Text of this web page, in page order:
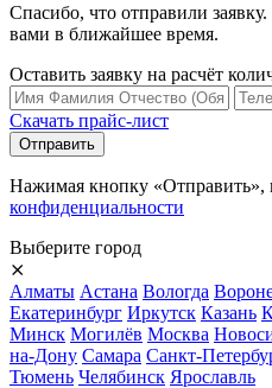
Спасибо, что отправили
вами в ближайшее время.
Оставить заявку на расчёт
Скачать прайс-лист
Нажимая кнопку «Отправить»,
конфиденциальности
Выберите город
⨯
Алматы Астана Вологда
Екатеринбург Иркутск Казань
Минск Могилёв Москва
на-Дону Самара Санкт-
Тюмень Челябинск Ярославль